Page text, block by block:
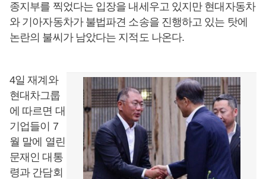
종지부를 찍었다는 입장을 내세우고 있지만 현대자동차
와 기아자동차가 불법파견 소송을 진행하고 있는 탓에
논란의 불씨가 남았다는 지적도 나온다.
4일 재계와
현대차그룹
에 따르면 대
기업들이 7
월 말에 열린
문재인 대통
령과 간담회